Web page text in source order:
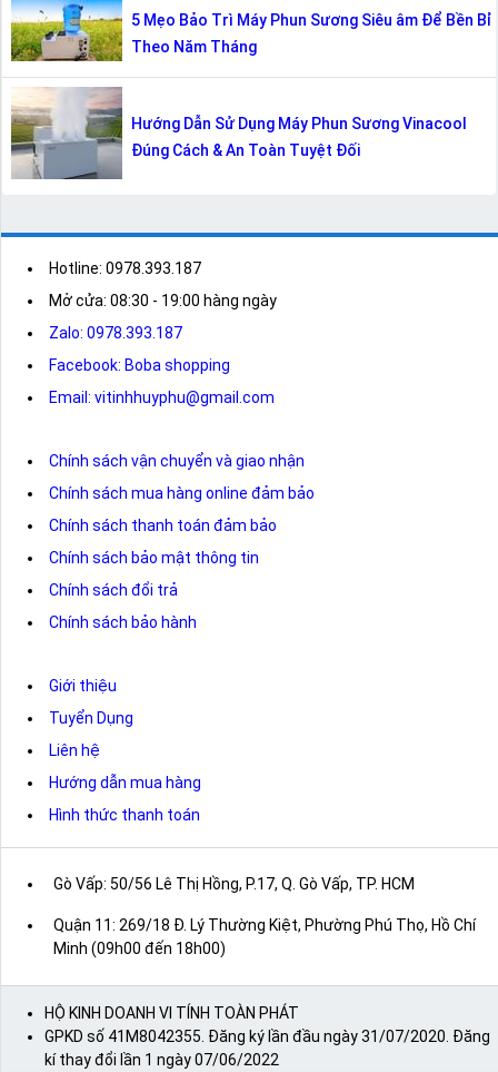
5 Mẹo Bảo Trì Máy Phun Sương Siêu âm Để Bền Bỉ
Theo Năm Tháng
Hướng Dẫn Sử Dụng Máy Phun Sương Vinacool
Đúng Cách & An Toàn Tuyệt Đối
Hotline: 0978.393.187
Mở cửa: 08:30 - 19:00 hàng ngày
Zalo: 0978.393.187
Facebook: Boba shopping
Email: vitinhhuyphu@gmail.com
Chính sách vận chuyển và giao nhận
Chính sách mua hàng online đảm bảo
Chính sách thanh toán đảm bảo
Chính sách bảo mật thông tin
Chính sách đổi trả
Chính sách bảo hành
Giới thiệu
Tuyển Dụng
Liên hệ
Hướng dẫn mua hàng
Hình thức thanh toán
Gò Vấp: 50/56 Lê Thị Hồng, P.17, Q. Gò Vấp, TP. HCM
Quận 11: 269/18 Đ. Lý Thường Kiệt, Phường Phú Thọ, Hồ Chí
Minh (09h00 đến 18h00)
HỘ KINH DOANH VI TÍNH TOÀN PHÁT
GPKD số 41M8042355. Đăng ký lần đầu ngày 31/07/2020. Đăng
kí thay đổi lần 1 ngày 07/06/2022